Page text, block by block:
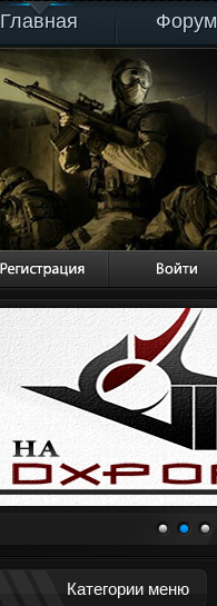
Главная Форум
Категории меню